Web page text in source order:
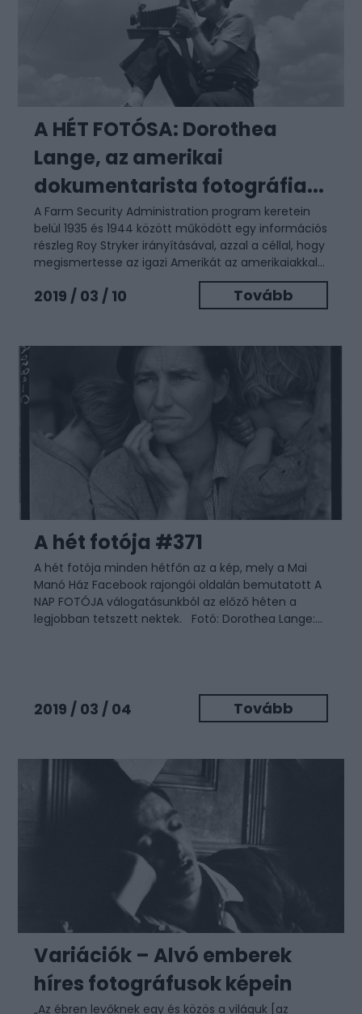
A HÉT FOTÓSA: Dorothea
Lange, az amerikai
dokumentarista fotográfia...
A Farm Security Administration program keretein
belül 1935 és 1944 között működött egy információs
részleg Roy Stryker irányításával, azzal a céllal, hogy
megismertesse az igazi Amerikát az amerikaiakkal...
2019 / 03 / 10 Tovább
A hét fotója #371
A hét fotója minden hétfőn az a kép, mely a Mai
Manó Ház Facebook rajongói oldalán bemutatott A
NAP FOTÓJA válogatásunkból az előző héten a
legjobban tetszett nektek. Fotó: Dorothea Lange:...
2019 / 03 / 04 Tovább
Variációk – Alvó emberek
híres fotográfusok képein
„Az ébren levőknek egy és közös a világuk [az